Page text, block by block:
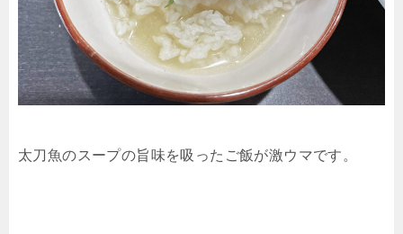
太刀魚のスープの旨味を吸ったご飯が激ウマです。